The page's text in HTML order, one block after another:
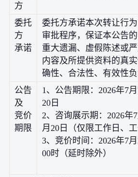
方
委托
方
承诺
委托方承诺本次转让行
审批程序，保证本公告
重大遗漏、虚假陈述或
内容及所提供资料的真
确性、合法性、有效性负
公告
及
竞价
期限
1、公告期限：2026年7
20日
2、咨询展示期：2026年
月20日（仅限工作日、工
3、竞价时间：2026年7月
00时（延时除外）